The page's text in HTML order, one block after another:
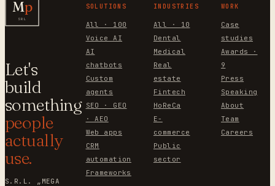
Mp
SRL
Let's
build
something
people
actually
use.
S.R.L. „MEGA
SOLUTIONS
All · 100
Voice AI
AI
chatbots
Custom
agents
SEO · GEO
· AEO
Web apps
CRM
automation
Frameworks
INDUSTRIES
All · 10
Dental
Medical
Real
estate
Fintech
HoReCa
E-
commerce
Public
sector
WORK
Case
studies
Awards ·
9
Press
Speaking
About
Team
Careers